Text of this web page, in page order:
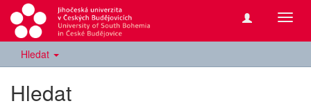
Hledat
Hledat